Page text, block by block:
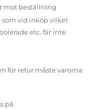
mot beställning
som vid inköp vilket
etc. får inte
för retur måste varorna
på